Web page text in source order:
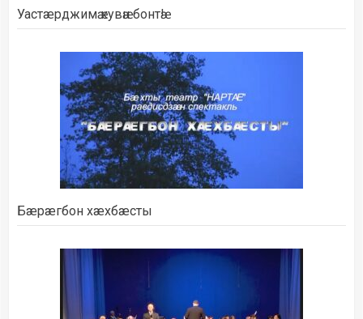
Уастæрджимӕ кувӕн бонтӕ!
Бæрæгбон хæхбæсты